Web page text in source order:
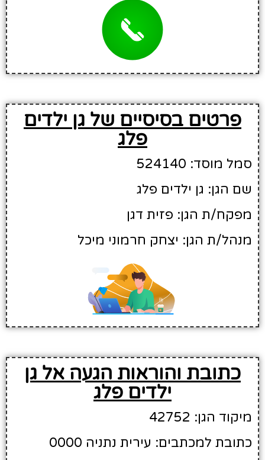
פרטים בסיסיים של גן ילדים
פלג
סמל מוסד: 524140
שם הגן: גן ילדים פלג
מפקח/ת הגן: פזית דגן
מנהל/ת הגן: יצחק חרמוני מיכל
כתובת והוראות הגעה אל גן
ילדים פלג
מיקוד הגן: 42752
כתובת למכתבים: עירית נתניה 0000